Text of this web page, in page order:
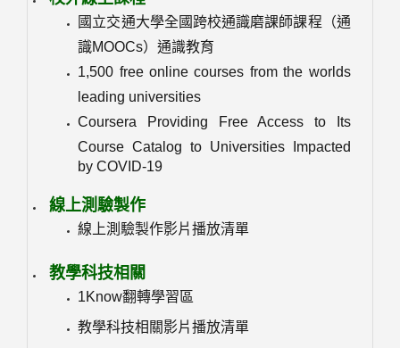
國立交通大學全國跨校通識磨課師課程（通
識MOOCs）通識教育
1,500 free online courses from the worlds
leading universities
Coursera Providing Free Access to Its
Course Catalog to Universities Impacted
by COVID-19
線上測驗製作
線上測驗製作影片播放清單
教學科技相關
1Know翻轉學習區
教學科技相關影片播放清單